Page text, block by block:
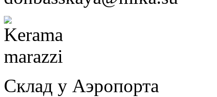
Склад у Аэропорта